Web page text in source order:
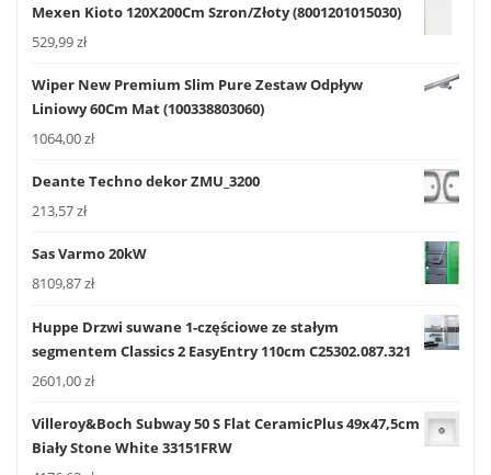
Mexen Kioto 120X200Cm Szron/Złoty (8001201015030)
529,99zł
Wiper New Premium Slim Pure Zestaw Odpływ
Liniowy 60Cm Mat (100338803060)
1064,00zł
Deante Techno dekor ZMU_3200
213,57zł
Sas Varmo 20kW
8109,87zł
Huppe Drzwi suwane 1-częściowe ze stałym
segmentem Classics 2 EasyEntry 110cm C25302.087.321
2601,00zł
Villeroy&Boch Subway 50 S Flat CeramicPlus 49x47,5cm
Biały Stone White 33151FRW